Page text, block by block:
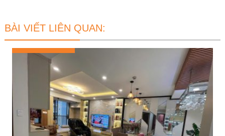
BÀI VIẾT LIÊN QUAN: